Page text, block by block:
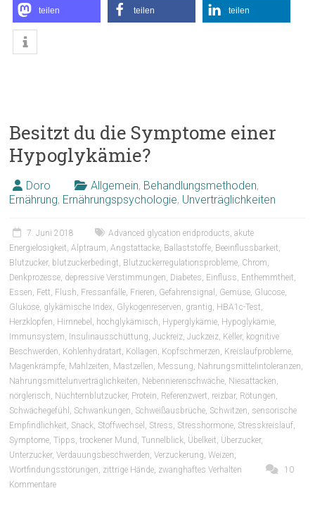
teilen teilen teilen
Besitzt du die Symptome einer
Hypoglykämie?
Doro Allgemein, Behandlungsmethoden,
Ernährung, Ernährungspsychologie, Unverträglichkeiten
7. Juni 2018 Advanced glycation endproducts ,akute
Energielosigkeit ,Alptraum ,Angstattacke Ballaststoffe Beeinflussbarkeit
Blutzucker, blutzuckerbedingt Blutzuckerregulationsprobleme Chrom
Denkprozesse depressive Verstimmungen Diabetes Einfluss Enthemmtheit
Essen Fett Flush Fressanfälle Frieren Gefahrensignal Gemüse Glucose
Glukose glykämische Index Glykogenreserven grantig HBA1c-Test
Herzklopfen Hirnnebel hochglykämisch Hyperglykämie Hypoglykämie
Immunsystem Insulinausschüttung ,Juckreiz ,Juckzeiz Keller, kognitive
Beschwerden Kohlenhydratart Kollagen Kopfschmerzen Kreislaufprobleme
Magenkrämpfe Mahlzeiten Mastzellen Messung Nahrungsmittelintoleranzen
Nahrungsmittelunverträglichkeiten Nebennierenschwäche Niesattacken
nörglerisch Nüchternblutzucker, Protein Referenzwert reizbar, Rötungen
Schwächegefühl
Schwankungen Schweißausbrüche Schwitzen sensorische
Empfindlichkeit Snack Stoffwechsel Stress Stresshormone Stresskreislauf
Symptome ,Tipps ,trockener Mund ,Tunnelblick Übelkeit Überzucker,
Unterzucker,Verdauungsbeschwerden ,Verzuckerung ,Weizen
Wortfindungsstörungen zittrige Hände zwanghaftes Verhalten
10
Kommentare